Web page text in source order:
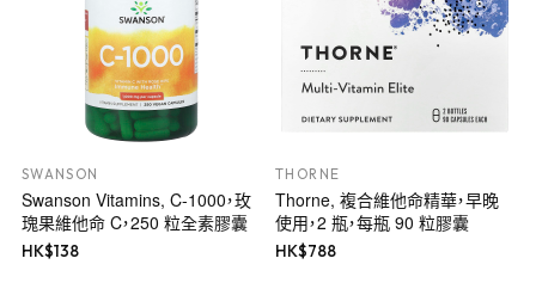
SWANSON
Swanson Vitamins, C-1000，玫
瑰果維他命 C，250 粒全素膠囊
HK$138
THORNE
Thorne, 複合維他命精華，早晚
使用，2 瓶，每瓶 90 粒膠囊
HK$788